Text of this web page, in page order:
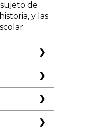
de
y las
tomando
de
en